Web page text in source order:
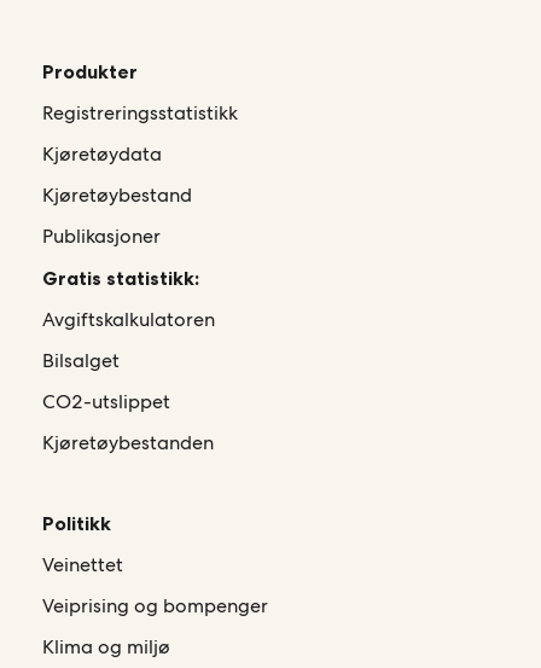
Produkter
Registreringsstatistikk
Kjøretøydata
Kjøretøybestand
Publikasjoner
Gratis statistikk:
Avgiftskalkulatoren
Bilsalget
CO2-utslippet
Kjøretøybestanden
Politikk
Veinettet
Veiprising og bompenger
Klima og miljø